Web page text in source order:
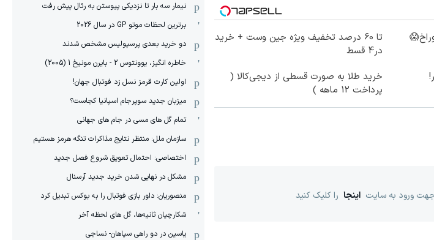
تا 60 درصد تخفیف ویژه جین وست + خرید
در4 قسط
خرید طلا به صورت قسطی از دیجی‌کالا (
پرداخت 12 ماهه )
جهت ورود به سایت اینجا را کلیک کنید
نیمار سه بار تا نزدیکی پیوستن به رئال پیش رفت
برترین لحظات موتو GP در سال 2026
دو خرید بعدی پرسپولیس مشخص شدند
خاطره انگیز، یوونتوس 2 - بایرن مونیخ 1 (2005)
اولین کارت قرمز نسل زد فوتبال جهان!
میزبان جدید سوپرجام اسپانیا کجاست؟
تمام گل های مسی در جام های جهانی
سازمان ملل: منتظر نتایج مذاکرات تنگه هرمز هستیم
اختصاصی: احتمال تعویق شروع فصل جدید
مشکل در نهایی شدن خرید جدید آرسنال
منصوریان: داور بازی فوتبال را به بوکس تبدیل کرد
شکارچیان ثانیه‌ها، گل های لحظه آخر
یاسین در دو راهی سپاهان- نساجی